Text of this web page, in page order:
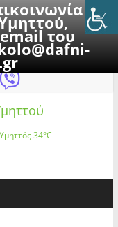
με
του
2026
Υμηττός34°C